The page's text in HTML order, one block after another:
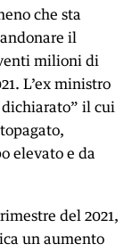
che sta
il
milioni di
L’ex ministro
dichiarato” il cui
elevato e da
del 2021,
un aumento